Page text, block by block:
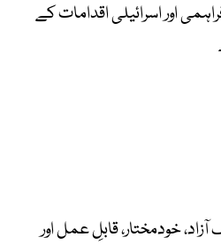
اور اسرائیلی اقدامات کے
خودمختار، قابلِ عمل اور